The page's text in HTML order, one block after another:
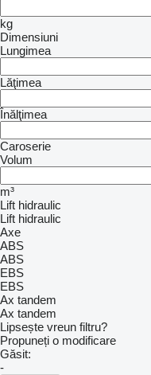
kg
Dimensiuni
Lungimea
Lăţimea
Înălţimea
Caroserie
Volum
m³
Lift hidraulic
Lift hidraulic
Axe
ABS
ABS
EBS
EBS
Ax tandem
Ax tandem
Lipsește vreun filtru?
Propuneți o modificare
Găsit:
-